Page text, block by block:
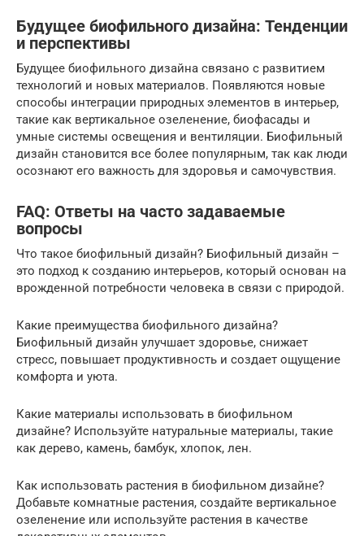
Будущее биофильного дизайна: Тенденции
и перспективы
Будущее биофильного дизайна связано с развитием
технологий и новых материалов. Появляются новые
способы интеграции природных элементов в интерьер,
такие как вертикальное озеленение, биофасады и
умные системы освещения и вентиляции. Биофильный
дизайн становится все более популярным, так как люди
осознают его важность для здоровья и самочувствия.
FAQ: Ответы на часто задаваемые
вопросы
Что такое биофильный дизайн? Биофильный дизайн –
это подход к созданию интерьеров, который основан на
врожденной потребности человека в связи с природой.
Какие преимущества биофильного дизайна?
Биофильный дизайн улучшает здоровье, снижает
стресс, повышает продуктивность и создает ощущение
комфорта и уюта.
Какие материалы использовать в биофильном
дизайне? Используйте натуральные материалы, такие
как дерево, камень, бамбук, хлопок, лен.
Как использовать растения в биофильном дизайне?
Добавьте комнатные растения, создайте вертикальное
озеленение или используйте растения в качестве